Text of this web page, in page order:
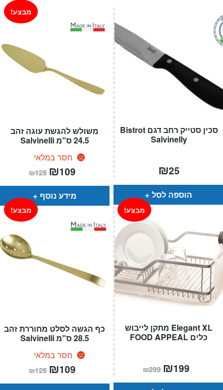
משולש להגשת עוגה זהב
24.5 ס"מ Salvinelli
חסר במלאי
מבצע!
₪125 המחיר
המקורי
היה:
₪125.
₪109
הוא:
מידע נוסף
סכין סטייק רחב דגם Bistrot
Salvinelly
₪25
הוספה לסל
כף הגשה לסלט מחוררת זהב
28.5 ס"מ Salvinelli
חסר במלאי
מבצע!
₪125 המחיר
המקורי
היה:
₪109
הוא:
Elegant XL מתקן לייבוש
כלים FOOD APPEAL
מבצע!
₪299 המחיר
המקורי
היה:
₪199
הוא: